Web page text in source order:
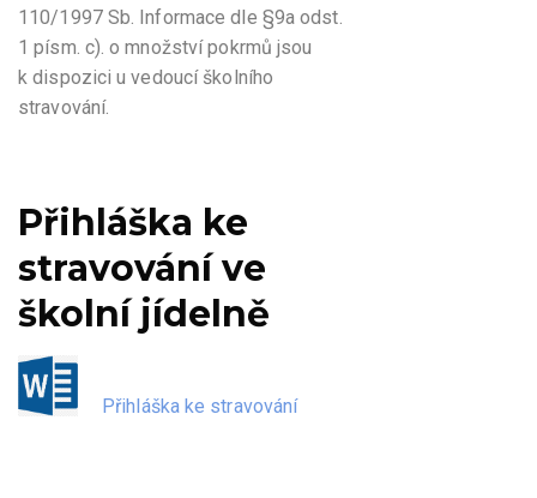
110/1997 Sb. Informace dle §9a odst.
1 písm. c). o množství pokrmů jsou
k dispozici u vedoucí školního
stravování.
Přihláška ke
stravování ve
školní jídelně
Přihláška ke stravování